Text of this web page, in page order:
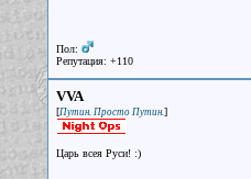
Пол:
Репутация: +110
VVA
[Путин. Просто Путин.]
Царь всея Руси! :)